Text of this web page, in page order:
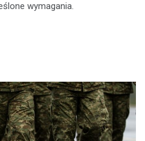
wymagania.